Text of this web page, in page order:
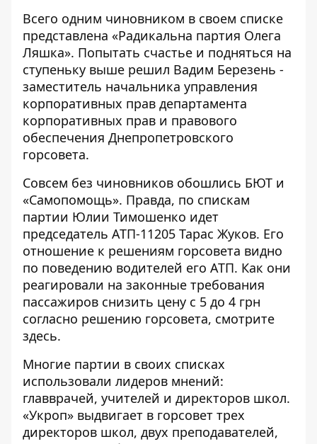
Всего одним чиновником в своем списке
представлена «Радикальна партия Олега
Ляшка». Попытать счастье и подняться на
ступеньку выше решил Вадим Березень -
заместитель начальника управления
корпоративных прав департамента
корпоративных прав и правового
обеспечения Днепропетровского
горсовета.
Совсем без чиновников обошлись БЮТ и
«Самопомощь». Правда, по спискам
партии Юлии Тимошенко идет
председатель АТП-11205 Тарас Жуков. Его
отношение к решениям горсовета видно
по поведению водителей его АТП. Как они
реагировали на законные требования
пассажиров снизить цену с 5 до 4 грн
согласно решению горсовета, смотрите
здесь.
Многие партии в своих списках
использовали лидеров мнений:
главврачей, учителей и директоров школ.
«Укроп» выдвигает в горсовет трех
директоров школ, двух преподавателей,